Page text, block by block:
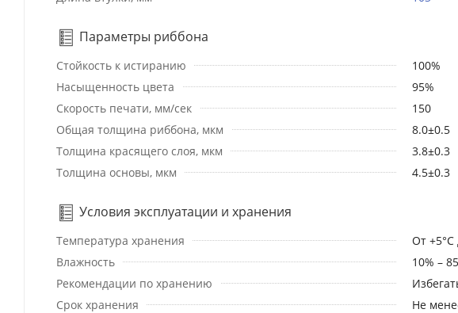
Параметры риббона
Стойкость к истиранию
100%
Насыщенность цвета
95%
Скорость печати, мм/сек
150
Общая толщина риббона, мкм
8.0±0.5
Толщина красящего слоя, мкм
3.8±0.3
Толщина основы, мкм
4.5±0.3
Условия эксплуатации и хранения
Температура хранения
От +5°С
Влажность
10% –
Рекомендации по хранению
Срок хранения
Не